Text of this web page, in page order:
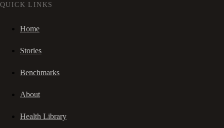
QUICK LINKS
Home
Stories
Benchmarks
About
Health Library